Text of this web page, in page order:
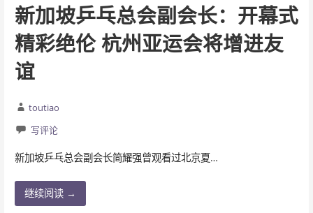
新加坡乒乓总会副会长：开幕式
精彩绝伦 杭州亚运会将增进友
谊
toutiao
写评论
新加坡乒乓总会副会长简耀强曾观看过北京夏…
继续阅读 →